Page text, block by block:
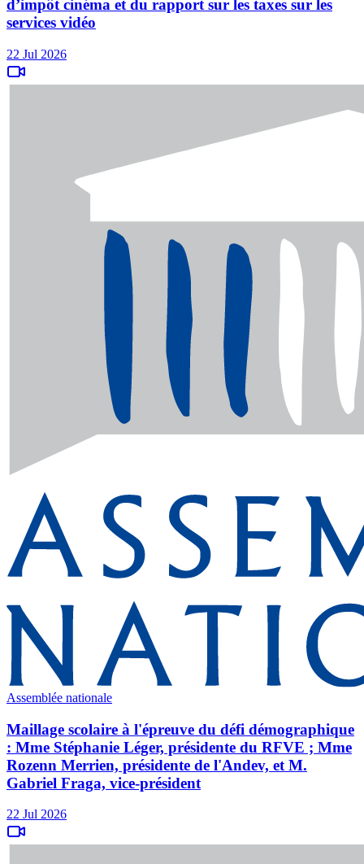
d’impôt cinéma et du rapport sur les taxes sur les
services vidéo
22 Jul 2026
Assemblée nationale
Maillage scolaire à l'épreuve du défi démographique
: Mme Stéphanie Léger, présidente du RFVE ; Mme
Rozenn Merrien, présidente de l'Andev, et M.
Gabriel Fraga, vice-président
22 Jul 2026